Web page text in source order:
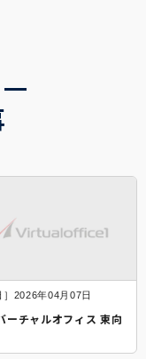
］2026年04月07日
ーチャルオフィス 東向